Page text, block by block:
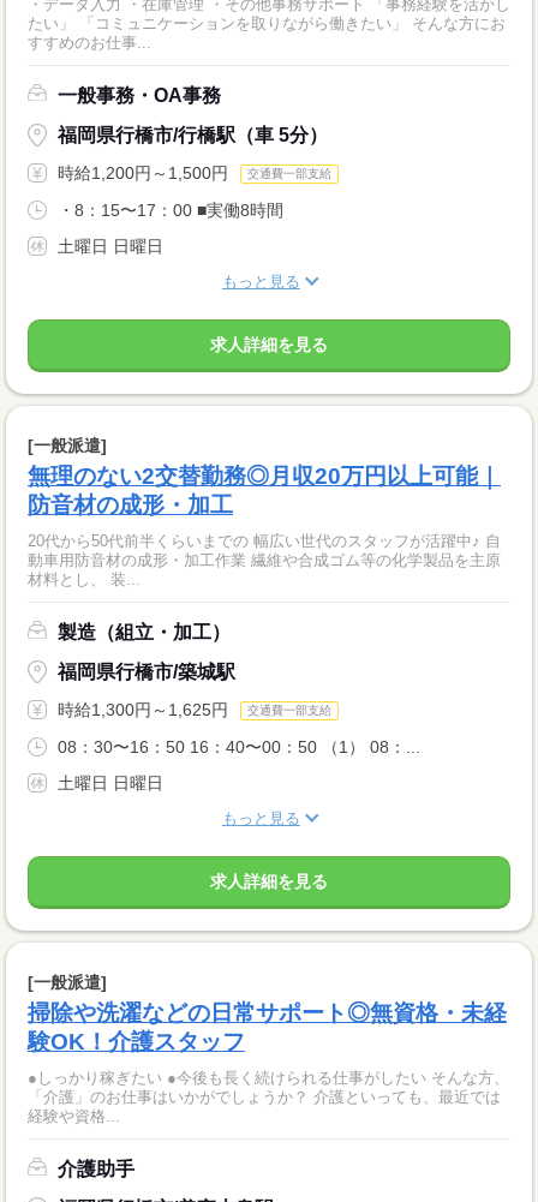
・データ入力 ・在庫管理 ・その他事務サポート 「事務経験を活かし
たい」 「コミュニケーションを取りながら働きたい」 そんな方にお
すすめのお仕事...
一般事務・OA事務
福岡県行橋市/行橋駅（車 5分）
時給1,200円～1,500円 交通費一部支給
・8：15〜17：00 ■実働8時間
土曜日 日曜日
もっと見る
求人詳細を見る
[一般派遣]
無理のない2交替勤務◎月収20万円以上可能｜
防音材の成形・加工
20代から50代前半くらいまでの 幅広い世代のスタッフが活躍中♪ 自
動車用防音材の成形・加工作業 繊維や合成ゴム等の化学製品を主原
材料とし、 装...
製造（組立・加工）
福岡県行橋市/築城駅
時給1,300円～1,625円 交通費一部支給
08：30〜16：50 16：40〜00：50 （1） 08：...
土曜日 日曜日
もっと見る
求人詳細を見る
[一般派遣]
掃除や洗濯などの日常サポート◎無資格・未経
験OK！介護スタッフ
●しっかり稼ぎたい ●今後も長く続けられる仕事がしたい そんな方、
「介護」のお仕事はいかがでしょうか？ 介護といっても、最近では
経験や資格...
介護助手